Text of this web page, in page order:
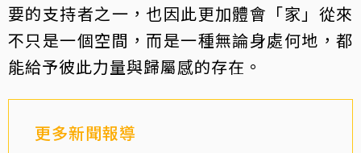
要的支持者之一，也因此更加體會「家」從來
不只是一個空間，而是一種無論身處何地，都
能給予彼此力量與歸屬感的存在。
更多新聞報導